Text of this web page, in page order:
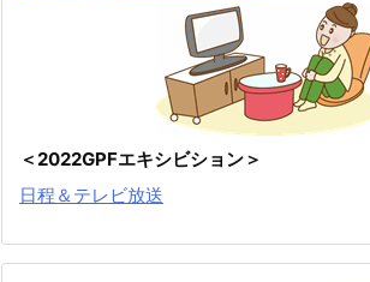
＜2022GPFエキシビション＞
日程＆テレビ放送